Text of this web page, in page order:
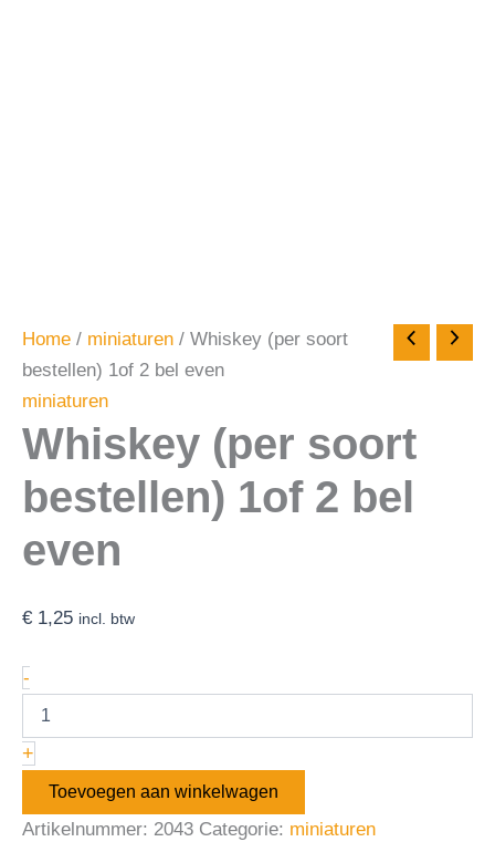
Home / miniaturen / Whiskey (per soort
bestellen) 1of 2 bel even
miniaturen
Whiskey (per soort
bestellen) 1of 2 bel
even
€ 1,25 incl. btw
-
+
Toevoegen aan winkelwagen
Artikelnummer: 2043 Categorie: miniaturen